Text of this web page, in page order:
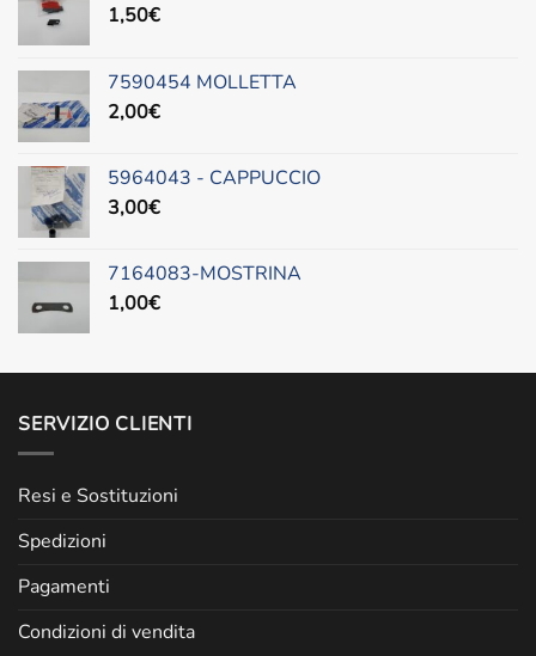
1,50€
7590454 MOLLETTA
2,00€
5964043 - CAPPUCCIO
3,00€
7164083-MOSTRINA
1,00€
SERVIZIO CLIENTI
Resi e Sostituzioni
Spedizioni
Pagamenti
Condizioni di vendita